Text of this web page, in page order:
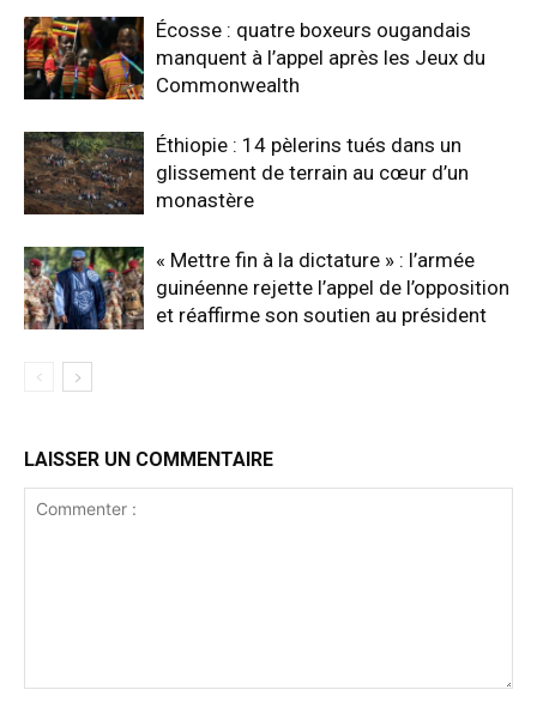
Écosse : quatre boxeurs ougandais
manquent à l’appel après les Jeux du
Commonwealth
Éthiopie : 14 pèlerins tués dans un
glissement de terrain au cœur d’un
monastère
« Mettre fin à la dictature » : l’armée
guinéenne rejette l’appel de l’opposition
et réaffirme son soutien au président
LAISSER UN COMMENTAIRE